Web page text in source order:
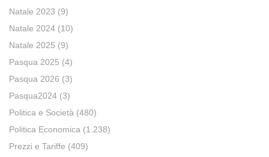
Natale 2023 (9)
Natale 2024 (10)
Natale 2025 (9)
Pasqua 2025 (4)
Pasqua 2026 (3)
Pasqua2024 (3)
Politica e Società (480)
Politica Economica (1.238)
Prezzi e Tariffe (409)